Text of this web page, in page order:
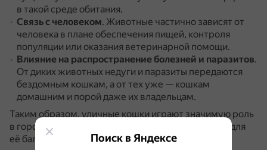
в такой среде обитания.
Связь с человеком. Животные частично зависят от
человека в плане обеспечения пищей, контроля
популяции или оказания ветеринарной помощи.
Влияние на распространение болезней и паразитов.
От диких животных недуги и паразиты передаются
бездомным кошкам, а от тех уже — кошкам
домашним и порой даже их владельцам.
Таким образом, уличные кошки играют значимую роль
в городской экосистеме, и их присутствие важно для
её баланса и функционирования.
Поиск в Яндексе